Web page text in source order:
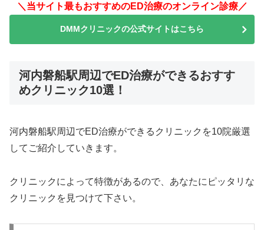
＼当サイト最もおすすめのED治療のオンライン診療／
DMMクリニックの公式サイトはこちら
河内磐船駅周辺でED治療ができるおすす
めクリニック10選！
河内磐船駅周辺でED治療ができるクリニックを10院厳選
してご紹介していきます。
クリニックによって特徴があるので、あなたにピッタリな
クリニックを見つけて下さい。